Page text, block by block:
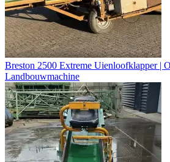
Breston 2500 Extreme Uienloofklapper |
Landbouwmachine